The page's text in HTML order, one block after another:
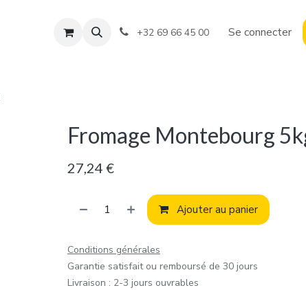
+32 69 66 45 00 Se connecter
Fromage Montebourg
27,24 €
Ajouter au panier
Conditions générales
Garantie satisfait ou remboursé de 30 jours
Livraison : 2-3 jours ouvrables